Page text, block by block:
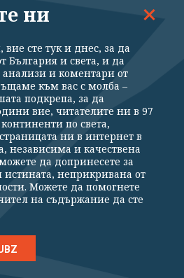
ТЕХНОЛОГИИ КАЛЕЙДОСКОП
Политика за поверителност
Контакти
За Клуб Z
Подкрепете ни
Зебра Медия“ ЕООД, София, ул. "Алеко
запазени 2026 „Клуб Зебра Медия“
снимки и видео от www.clubz.bg без
по съдебен път, съгласно
УСЛОВИЯ
ни
сте тук и днес, за да
България и света, и да
анализи и коментари от
към вас с молба –
подкрепа, за да
вие, читателите ни в 97
по света,
ни в интернет в
независима и качествена
да допринесете за
неприкривана от
Можете да помогнете
на съдържание да сте